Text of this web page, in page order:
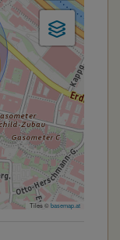
Tiles ©basemap.at